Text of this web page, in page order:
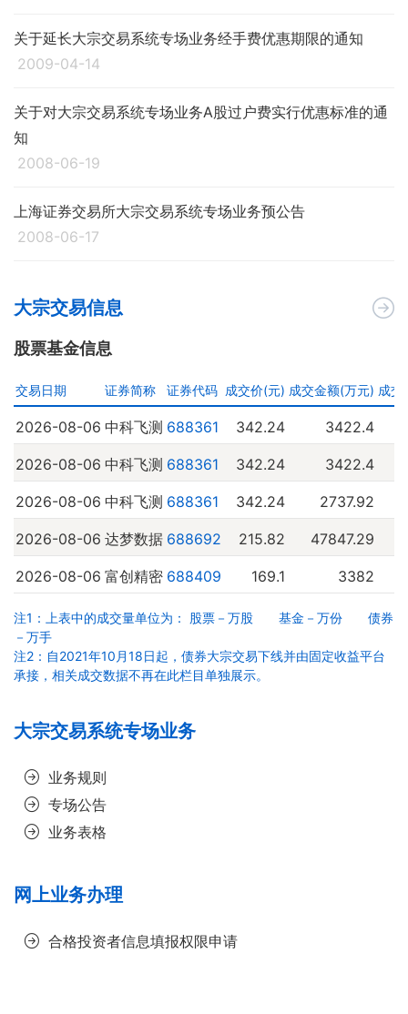
2009-04-14
关于延长大宗交易系统专场业务经手费优惠期限的通知
2008-06-19
关于对大宗交易系统专场业务A股过户费实行优惠标准的通
知
2008-06-17
上海证券交易所大宗交易系统专场业务预公告
大宗交易信息
股票基金信息
交易日期 证券简称 证券代码 成交价(元) 成交金额(万元) 成交
2026-08-06 中科飞测 688361 342.24 3422.4
2026-08-06 中科飞测 688361 342.24 3422.4
2026-08-06 中科飞测 688361 342.24 2737.92
2026-08-06 达梦数据 688692 215.82 47847.29
2026-08-06 富创精密 688409 169.1 3382
注1：上表中的成交量单位为： 股票－万股 基金－万份 债券
－万手
注2：自2021年10月18日起，债券大宗交易下线并由固定收益平台
承接，相关成交数据不再在此栏目单独展示。
大宗交易系统专场业务
业务规则
专场公告
业务表格
网上业务办理
合格投资者信息填报权限申请